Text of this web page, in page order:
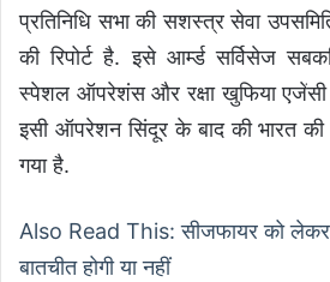
प्रतिनिधि सभा की सशस्त्र सेवा
की रिपोर्ट है. इसे आर्म्ड सर्विसेज
स्पेशल ऑपरेशंस और रक्षा खुफिया एजेंसी
इसी ऑपरेशन सिंदूर के बाद की भारत
गया है.
Also Read This: सीजफायर को
बातचीत होगी या नहीं